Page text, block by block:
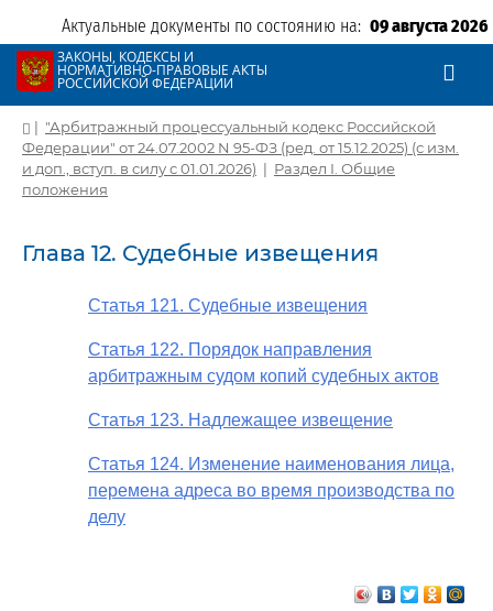
Актуальные документы по состоянию на: 09 августа 2026
ЗАКОНЫ, КОДЕКСЫ И
НОРМАТИВНО-ПРАВОВЫЕ АКТЫ
РОССИЙСКОЙ ФЕДЕРАЦИИ
| "Арбитражный процессуальный кодекс Российской
Федерации" от 24.07.2002 N 95-ФЗ (ред. от 15.12.2025) (с изм.
и доп., вступ. в силу с 01.01.2026) | Раздел I. Общие
положения
Глава 12. Судебные извещения
Статья 121. Судебные извещения
Статья 122. Порядок направления
арбитражным судом копий судебных актов
Статья 123. Надлежащее извещение
Статья 124. Изменение наименования лица,
перемена адреса во время производства по
делу